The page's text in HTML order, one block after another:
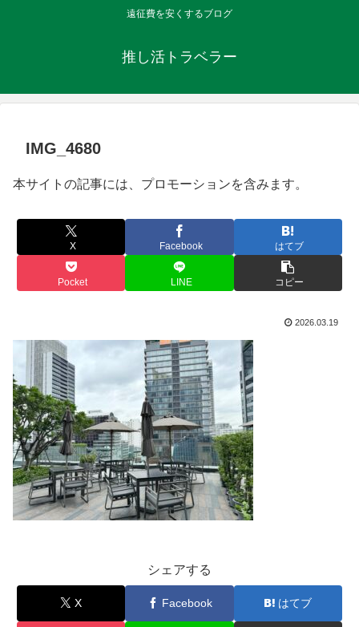
遠征費を安くするブログ
推し活トラベラー
IMG_4680
本サイトの記事には、プロモーションを含みます。
X Facebook はてブ
Pocket LINE コピー
2026.03.19
シェアする
X Facebook はてブ